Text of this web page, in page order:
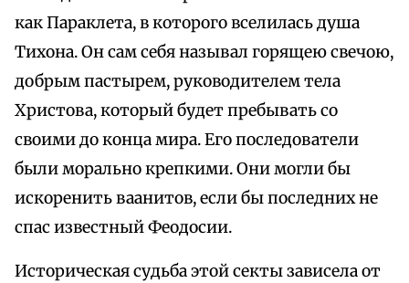
как Параклета, в которого вселилась душа
Тихона. Он сам себя называл горящею свечою,
добрым пастырем, руководителем тела
Христова, который будет пребывать со
своими до конца мира. Его последователи
были морально крепкими. Они могли бы
искоренить ваанитов, если бы последних не
спас известный Феодосии.
Историческая судьба этой секты зависела от